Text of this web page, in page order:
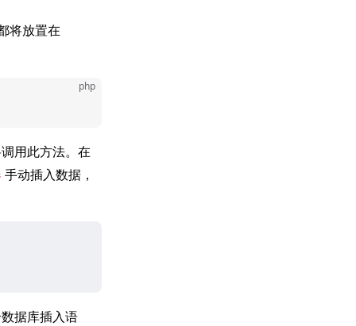
将放置在
php
用此方法。在
手动插入数据，
据库插入语